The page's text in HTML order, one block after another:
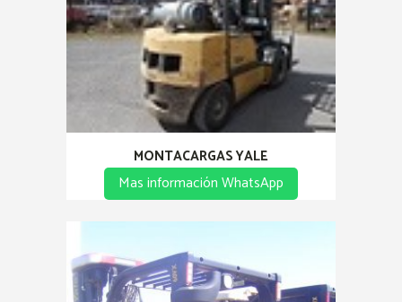
MONTACARGAS YALE
Mas información WhatsApp